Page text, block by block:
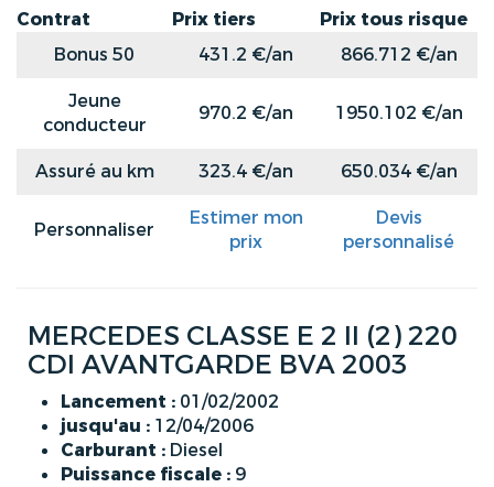
Contrat Prix tiers
Prix tous risque
Bonus 50
431.2 €/an
866.712 €/an
Jeune
conducteur
970.2 €/an 1950.102 €/an
Assuré au km 323.4 €/an 650.034 €/an
Personnaliser
Estimer mon
prix
Devis
personnalisé
MERCEDES CLASSE E 2 II (2) 220
CDI AVANTGARDE BVA 2003
Lancement : 01/02/2002
jusqu'au : 12/04/2006
Carburant : Diesel
Puissance fiscale : 9